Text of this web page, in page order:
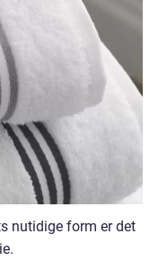
nutidige form er det